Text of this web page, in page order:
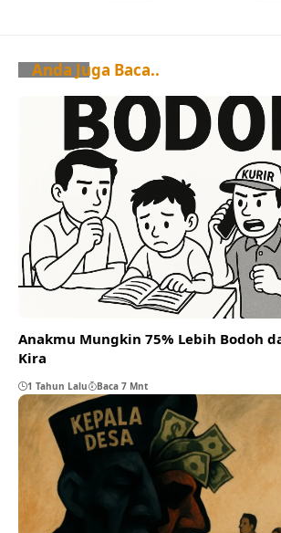
Anda Juga Baca..
Anakmu Mungkin 75% Lebih Bodoh
Kira
1 Tahun Lalu Baca 7 Mnt